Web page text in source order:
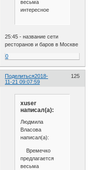
весьма
интересное
25:45 - название сети
ресторанов и баров в Москве
0
Поделиться 125
2018-
11-21 09:07:59
xuser
написал(а):
Людмила
Власова
написал(а):
Времечко
предлагается
весьма